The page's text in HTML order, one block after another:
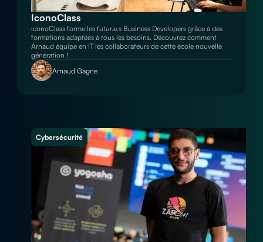
IconoClass
iconoClass forme les futur.e.s Business Developers grâce à des
formations adaptées à tous les besoins. Découvrez comment
Arnaud équipe en IT les collaborateurs de cette école nouvelle
génération !
Arnaud Gagne
Cybersécurité